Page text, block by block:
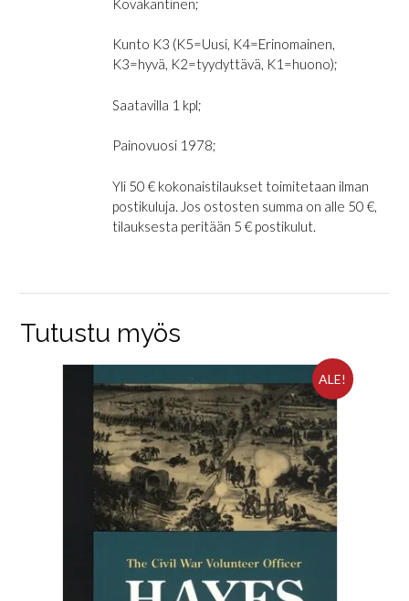
Kovakantinen;
Kunto K3 (K5=Uusi, K4=Erinomainen,
K3=hyvä, K2=tyydyttävä, K1=huono);
Saatavilla 1 kpl;
Painovuosi 1978;
Yli 50 € kokonaistilaukset toimitetaan ilman
postikuluja. Jos ostosten summa on alle 50 €,
tilauksesta peritään 5 € postikulut.
Tutustu myös
ALE!